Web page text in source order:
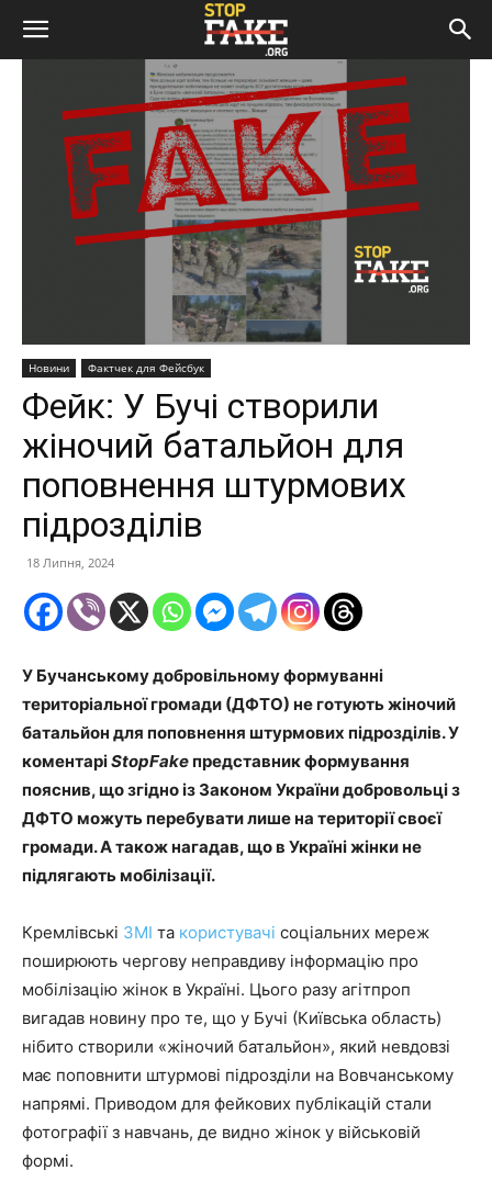
Новини Фактчек для Фейсбук
Фейк: У Бучі створили
жіночий батальйон для
поповнення штурмових
підрозділів
18 Липня, 2024
У Бучанському добровільному формуванні
територіальної громади (ДФТО) не готують жіночий
батальйон для поповнення штурмових підрозділів. У
коментаріStopFakeпредставник формування
пояснив, що згідно із Законом України добровольці з
ДФТО можуть перебувати лише на території своєї
громади. А також нагадав, що в Україні жінки не
підлягають мобілізації.
Кремлівські ЗМІ та користувачі соціальних мереж
поширюють чергову неправдиву інформацію про
мобілізацію жінок в Україні. Цього разу агітпроп
вигадав новину про те, що у Бучі (Київська область)
нібито створили «жіночий батальйон», який невдовзі
має поповнити штурмові підрозділи на Вовчанському
напрямі. Приводом для фейкових публікацій стали
фотографії з навчань, де видно жінок у військовій
формі.